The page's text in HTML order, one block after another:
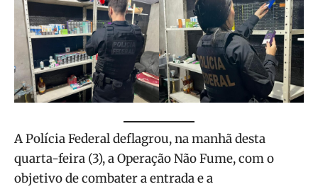
A Polícia Federal deflagrou, na manhã desta
quarta-feira (3), a Operação Não Fume, com o
objetivo de combater a entrada e a